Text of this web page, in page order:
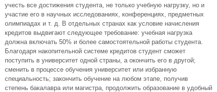
учесть все достижения студента, не только учебную нагрузку, но и
участие его в научных исследованиях, конференциях, предметных
олимпиадах и т. д. В отдельных странах как условие начисления
кредитов выдвигают следующее требование: учебная нагрузка
должна включать 50% и более самостоятельной работы студента.
Благодаря накопительной системе кредитов студент сможет
поступить в университет одной страны, а окончить его в другой;
сменить в процессе обучения университет или избранную
специальность; закончить обучение на любом этапе, получив
степень бакалавра или магистра, продолжить образование в удобный